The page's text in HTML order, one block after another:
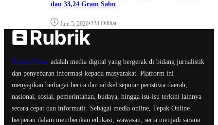
dan 33,24 Gram Sabu
Juni 5, 2026•228 Dilihat
Tepak Online adalah media digital yang bergerak di bidang jurnalistik
dan penyebaran informasi kepada masyarakat. Platform ini
menyajikan berbagai berita dan artikel seputar peristiwa daerah,
nasional, sosial, pemerintahan, budaya, hingga isu-isu terkini lainnya
secara cepat dan informatif. Sebagai media online, Tepak Online
berperan dalam memberikan edukasi, wawasan, serta menjadi sarana